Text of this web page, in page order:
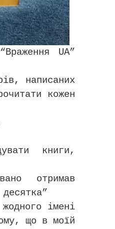
UA”
написаних
кожен
книги,
отримав
імені
що в моїй